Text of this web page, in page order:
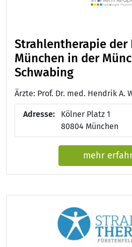
Strahlentherapie der
München in der
Schwabing
Adresse:
Kölner Platz 1
80804 München
mehr